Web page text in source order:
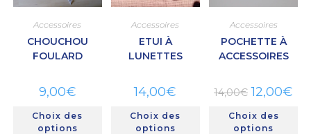
Accessoires
CHOUCHOU
FOULARD
9,00€
Choix des
options
Accessoires
ETUI À
LUNETTES
14,00€
Choix des
options
Accessoires
POCHETTE À
ACCESSOIRES
14,00€ 12,00€
Choix des
options